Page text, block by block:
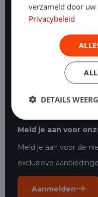
Onze mogelijkheden
Financial lease
Operational lease
Hoe werkt operational
Financial lease
Bedrijfswagen leasen
Leasen & BKR
Meld je aan voor
Meld je aan voor de
exclusieve
Aanmelden
verzameld door
Privacybeleid
DETAILS